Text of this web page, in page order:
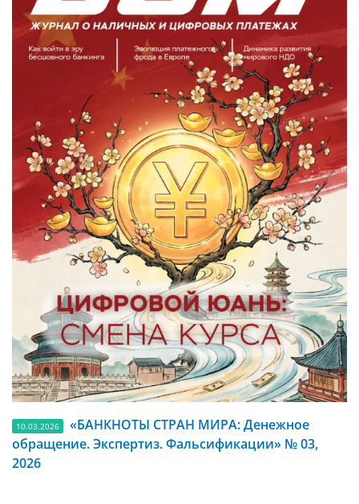
10.03.2026
«БАНКНОТЫ СТРАН МИРА: Денежное
обращение. Экспертиз. Фальсификации» № 03,
2026